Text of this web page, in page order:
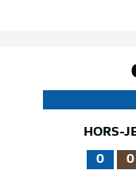
HORS-
0 0